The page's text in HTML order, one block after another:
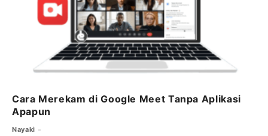
Cara Merekam di Google Meet Tanpa Aplikasi
Apapun
Nayaki